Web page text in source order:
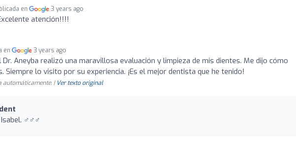
en 3 years ago
atención!!!!
en 3 years ago
Dr. Aneyba realizó una maravillosa evaluación y limpieza de mis dientes. Me dijo cómo
Siempre lo visito por su experiencia. ¡Es el mejor dentista que he tenido!
automáticamente. | Ver texto original
Isabel. ‍♂️‍♂️‍♂️